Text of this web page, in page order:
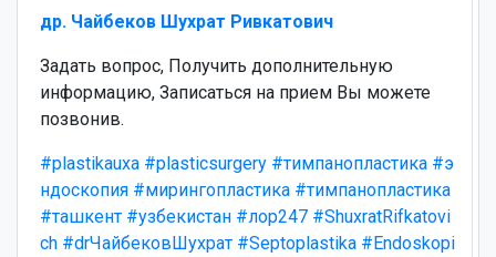
др. Чайбеков Шухрат Ривкатович
Задать вопрос, Получить дополнительную
информацию, Записаться на прием Вы можете
позвонив.
#plastikauxa #plasticsurgery #тимпанопластика #э
ндоскопия #мирингопластика #тимпанопластика
#ташкент #узбекистан #лор247 #ShuxratRifkatovi
ch #drЧайбековШухрат #Septoplastika #Endoskopi